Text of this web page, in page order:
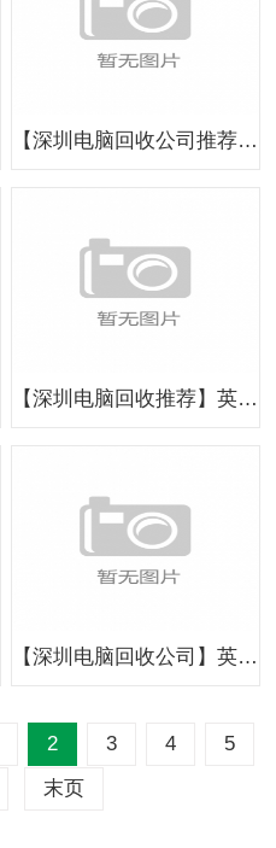
【深圳电脑回收公司推荐】英耀再生，品质与服务的双重卓越
【深圳电脑回收推荐】英耀再生，高效回收解决方案的佼佼者
【深圳电脑回收公司】英耀再生，专业团队打造行业标杆
2 3 4
5
末页